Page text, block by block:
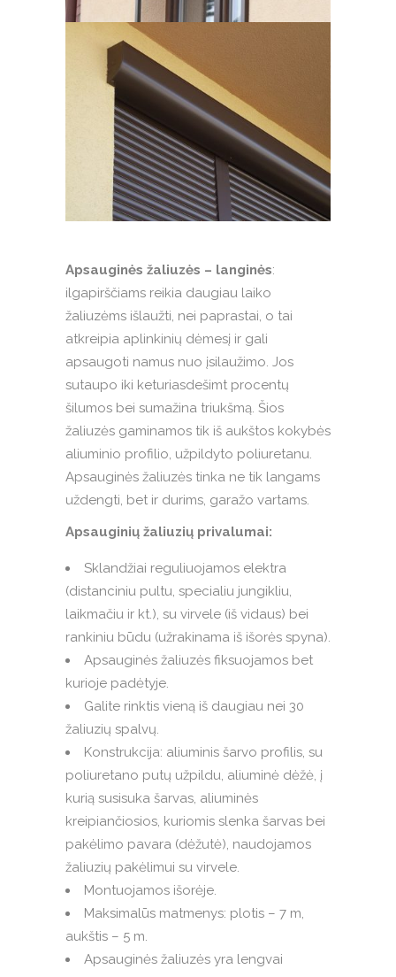
Apsauginės žaliuzės – langinės:
ilgapirščiams reikia daugiau laiko
žaliuzėms išlaužti, nei paprastai, o tai
atkreipia aplinkinių dėmesį ir gali
apsaugoti namus nuo įsilaužimo. Jos
sutaupo iki keturiasdešimt procentų
šilumos bei sumažina triukšmą. Šios
žaliuzės gaminamos tik iš aukštos kokybės
aliuminio profilio, užpildyto poliuretanu.
Apsauginės žaliuzės tinka ne tik langams
uždengti, bet ir durims, garažo vartams.
Apsauginių žaliuzių privalumai:
Sklandžiai reguliuojamos elektra
(distanciniu pultu, specialiu jungikliu,
laikmačiu ir kt.), su virvele (iš vidaus) bei
rankiniu būdu (užrakinama iš išorės spyna).
Apsauginės žaliuzės fiksuojamos bet
kurioje padėtyje.
Galite rinktis vieną iš daugiau nei 30
žaliuzių spalvų.
Konstrukcija: aliuminis šarvo profilis, su
poliuretano putų užpildu, aliuminė dėžė, į
kurią susisuka šarvas, aliuminės
kreipiančiosios, kuriomis slenka šarvas bei
pakėlimo pavara (dėžutė), naudojamos
žaliuzių pakėlimui su virvele.
Montuojamos išorėje.
Maksimalūs matmenys: plotis – 7 m,
aukštis – 5 m.
Apsauginės žaliuzės yra lengvai